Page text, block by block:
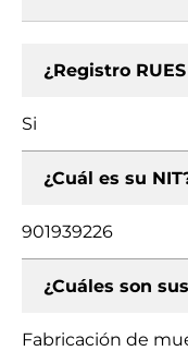
¿Registro
Si
¿Cuál es su
901939226
¿Cuáles son
Fabricación de